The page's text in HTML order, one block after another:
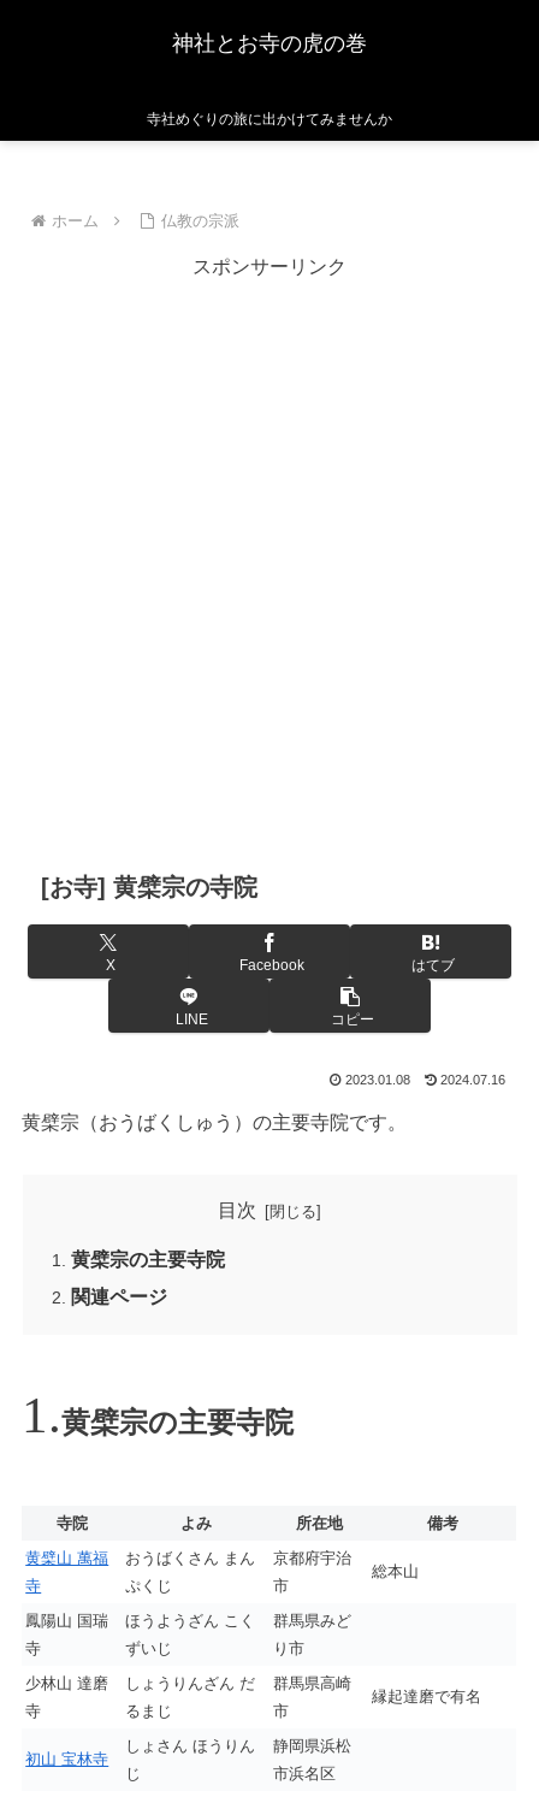
神社とお寺の虎の巻
寺社めぐりの旅に出かけてみませんか
ホーム 仏教の宗派
スポンサーリンク
[お寺] 黄檗宗の寺院
X Facebook はてブ
LINE コピー
2023.01.08 2024.07.16
黄檗宗（おうばくしゅう）の主要寺院です。
目次
黄檗宗の主要寺院
関連ページ
黄檗宗の主要寺院
寺院 よみ 所在地
備考
黄檗山 萬福
寺
おうばくさん まん
ぷくじ
京都府宇治
市
総本山
鳳陽山 国瑞
寺
ほうようざん こく
ずいじ
群馬県みど
り市
少林山 達磨
寺
しょうりんざん だ
るまじ
群馬県高崎
市
縁起達磨で有名
初山 宝林寺
しょさん ほうりん
じ
静岡県浜松
市浜名区